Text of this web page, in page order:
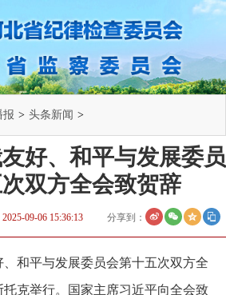
报 > 头条新闻 >
好、和平与发展委员
双方全会致贺辞
2025-09-06 15:36:13 分享到：
、和平与发展委员会第十五次双方全
克举行。国家主席习近平向全会致